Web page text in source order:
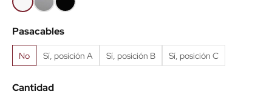
aluminio
Pasacables
No Sí, posición A Sí, posición B Sí, posición C
Cantidad